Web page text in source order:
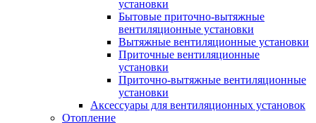
установки
Бытовые приточно-вытяжные
вентиляционные установки
Вытяжные вентиляционные установки
Приточные вентиляционные
установки
Приточно-вытяжные вентиляционные
установки
Аксессуары для вентиляционных установок
Отопление